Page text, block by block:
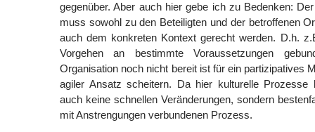
gegenüber. Aber auch hier gebe ich zu Bedenken:
muss sowohl zu den Beteiligten und der betroffenen
auch dem konkreten Kontext gerecht werden. D.h.
Vorgehen an bestimmte Voraussetzungen
Organisation noch nicht bereit ist für ein partizipatives
agiler Ansatz scheitern. Da hier kulturelle Prozesse
auch keine schnellen Veränderungen, sondern
mit Anstrengungen verbundenen Prozess.